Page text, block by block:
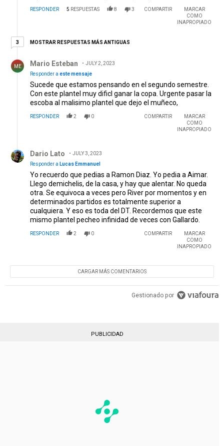
RESPONDER 5 RESPUESTAS 8 3 COMPARTIR
MARCAR
COMO
INAPROPIADO
33 respuestas más antiguas
MOSTRAR RESPUESTAS MÁS ANTIGUAS
ME Mario Esteban
JULY 2, 2023
Responder a este mensaje
Sucede que estamos pensando en el segundo semestre.
Con este plantel muy dificl ganar la copa. Urgente pasar la
escoba al malisimo plantel que dejo el muñeco,
RESPONDER 2 0 COMPARTIR
MARCAR
COMO
INAPROPIADO
Dario Lato
JULY 3, 2023
Responder a Lucas Emmanuel
Yo recuerdo que pedias a Ramon Diaz. Yo pedia a Aimar.
Llego demichelis, de la casa, y hay que alentar. No queda
otra. Se equivoca a veces pero River por momentos y en
determinados partidos es totalmente superior a
cualquiera. Y eso es toda del DT. Recordemos que este
mismo plantel pecheo infinidad de veces con Gallardo.
RESPONDER 2 0 COMPARTIR
MARCAR
COMO
INAPROPIADO
CARGAR MÁS COMENTARIOS
Gestionado por
PUBLICIDAD